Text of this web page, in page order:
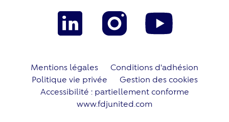
Mentions légales
Conditions d'adhésion
Politique vie privée
Gestion des cookies
Accessibilité : partiellement conforme
www.fdjunited.com